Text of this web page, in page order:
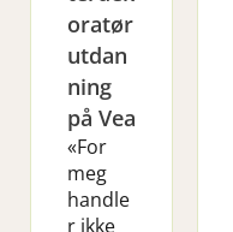
oratør
utdan
ning
på Vea
«For
meg
handle
r ikke